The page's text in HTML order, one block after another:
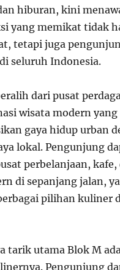
hiburan, kini
yang memikat tidak
tetapi juga
seluruh Indonesia.
dari pusat
wisata modern yang
gaya hidup urban
lokal. Pengunjung
perbelanjaan, kafe,
di sepanjang jalan,
pilihan kuliner
tarik utama Blok M
Pengunjung